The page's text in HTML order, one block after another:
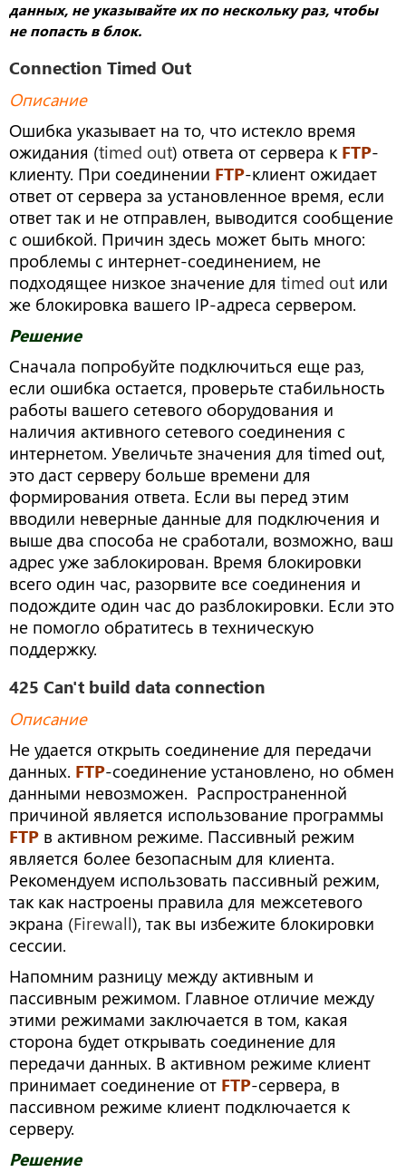
данных, не указывайте их по нескольку раз, чтобы
не попасть в блок.
Connection Timed Out
Описание
Ошибка указывает на то, что истекло время
ожидания (timed out) ответа от сервера к FTP-
клиенту. При соединении FTP-клиент ожидает
ответ от сервера за установленное время, если
ответ так и не отправлен, выводится сообщение
с ошибкой. Причин здесь может быть много:
проблемы с интернет-соединением, не
подходящее низкое значение для timed out или
же блокировка вашего IP-адреса сервером.
Решение
Сначала попробуйте подключиться еще раз,
если ошибка остается, проверьте стабильность
работы вашего сетевого оборудования и
наличия активного сетевого соединения с
интернетом. Увеличьте значения для timed out,
это даст серверу больше времени для
формирования ответа. Если вы перед этим
вводили неверные данные для подключения и
выше два способа не сработали, возможно, ваш
адрес уже заблокирован. Время блокировки
всего один час, разорвите все соединения и
подождите один час до разблокировки. Если это
не помогло обратитесь в техническую
поддержку.
425 Can't build data connection
Описание
Не удается открыть соединение для передачи
данных. FTP-соединение установлено, но обмен
данными невозможен. Распространенной
причиной является использование программы
FTP в активном режиме. Пассивный режим
является более безопасным для клиента.
Рекомендуем использовать пассивный режим,
так как настроены правила для межсетевого
экрана (Firewall), так вы избежите блокировки
сессии.
Напомним разницу между активным и
пассивным режимом. Главное отличие между
этими режимами заключается в том, какая
сторона будет открывать соединение для
передачи данных. В активном режиме клиент
принимает соединение от FTP-сервера, в
пассивном режиме клиент подключается к
серверу.
Решение